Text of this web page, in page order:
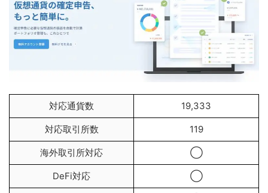
対応通貨数 19,333
対応取引所数 119
海外取引所対応 ◯
DeFi対応 ◯